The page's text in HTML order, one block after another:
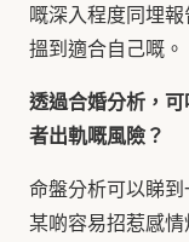
嘅深入程度同埋
搵到適合自己嘅。
透過合婚分析，
者出軌嘅風險？
命盤分析可以睇
某啲容易招惹感